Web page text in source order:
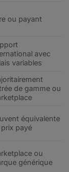
ou payant
avec
variables
de gamme ou
équivalente
payé
ou
générique